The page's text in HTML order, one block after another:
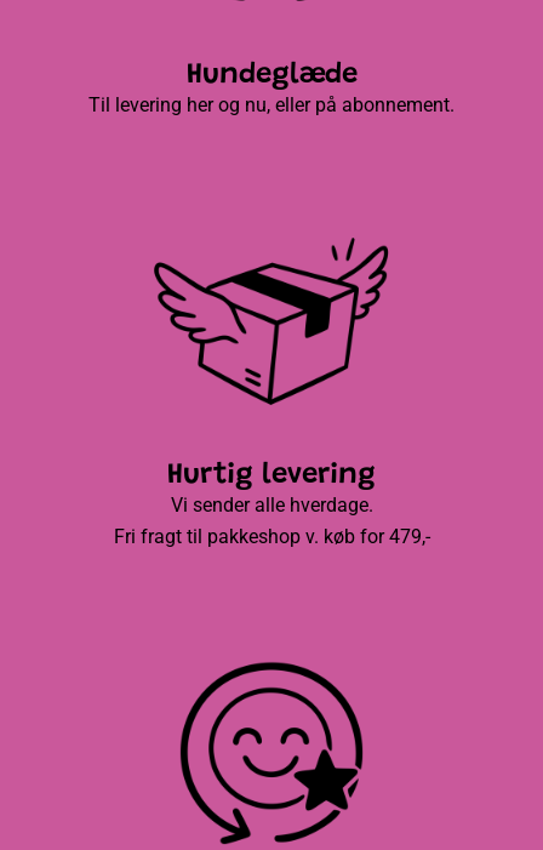
Hundeglæde
Til levering her og nu, eller på abonnement.
Hurtig levering
Vi sender alle hverdage.
Fri fragt til pakkeshop v. køb for 479,-